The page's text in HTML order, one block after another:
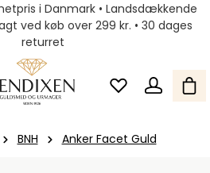
i Danmark • Landsdækkende
ved køb over 299 kr. • 30 dages
returret
BNH Anker Facet Guld